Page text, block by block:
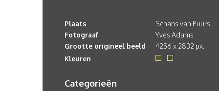
Plaats
Schans van Puurs
Fotograaf
Yves Adams
Grootte origineel beeld
4256 x 2832 px.
Kleuren
Categorieën